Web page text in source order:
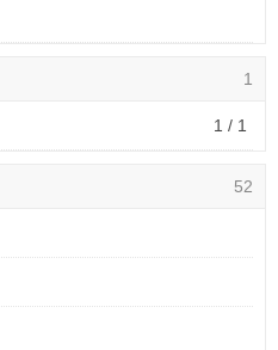
1
1 / 1
52